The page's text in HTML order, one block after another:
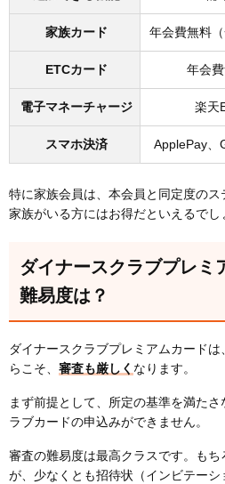
家族カード 年会費無料（
ETCカード 年会
電子マネーチャージ 楽天
スマホ決済 ApplePay、
特に家族会員は、本会員と同定度のス
家族がいる方にはお得だといえるでし
ダイナースクラブプレミ
難易度は？
ダイナースクラブプレミアムカード
らこそ、 審査も厳しく なります。
まず前提として、所定の基準を満た
ラブカードの申込みができません。
審査の難易度は最高クラスです。も
が、少なくとも招待状（インビテーシ